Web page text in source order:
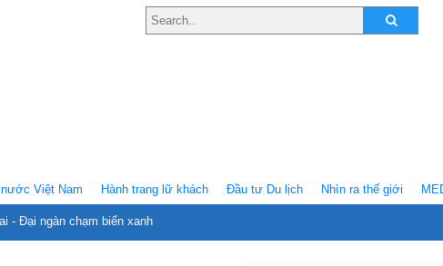
- Đại ngàn chạm biển xanh
nước Việt Nam Hành trang lữ khách Ðầu tư Du lịch Nhìn ra thế giới